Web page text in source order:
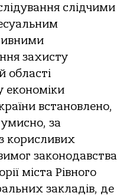
слідчими
захисту
області
економіки
встановлено,
за
корисливих
законодавства
міста Рівного
закладів, де